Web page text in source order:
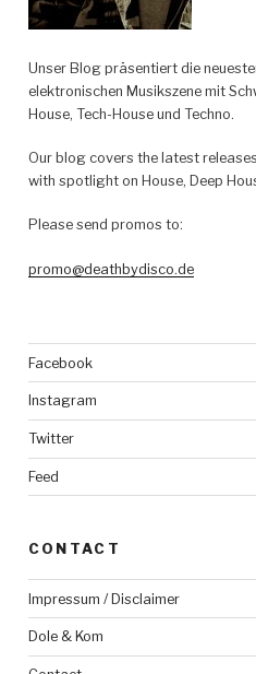
Unser Blog präsentiert die
elektronischen Musikszene mit
House, Tech-House und Techno.
Our blog covers the latest
with spotlight on House, Deep
Please send promos to:
promo@deathbydisco.de
Facebook
Instagram
Twitter
Feed
CONTACT
Impressum / Disclaimer
Dole & Kom